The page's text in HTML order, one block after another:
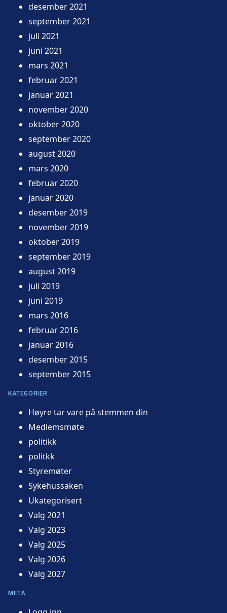
desember 2021
september 2021
juli 2021
juni 2021
mars 2021
februar 2021
januar 2021
november 2020
oktober 2020
september 2020
august 2020
mars 2020
februar 2020
januar 2020
desember 2019
november 2019
oktober 2019
september 2019
august 2019
juli 2019
juni 2019
mars 2016
februar 2016
januar 2016
desember 2015
september 2015
KATEGORIER
Høyre tar vare på stemmen din
Medlemsmøte
politikk
politkk
Styremøter
Sykehussaken
Ukategorisert
Valg 2021
Valg 2023
Valg 2025
Valg 2026
Valg 2027
META